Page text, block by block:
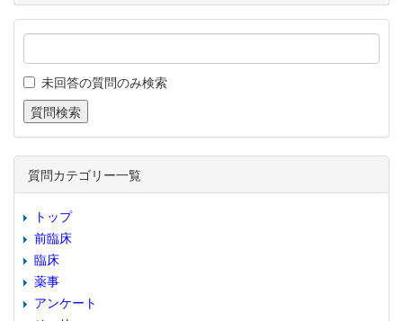
未回答の質問のみ検索
質問カテゴリー一覧
トップ
前臨床
臨床
薬事
アンケート